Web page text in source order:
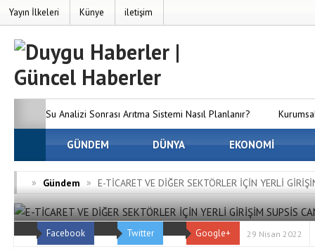
Yayın İlkeleri Künye iletişim
Su Analizi Sonrası Arıtma Sistemi Nasıl Planlanır?
SEO’nun Önemi Neden Artıyor? MC Server Kirala
Firmaları Osmaniye Evden Eve Nakliyat — Osmaniye’de
ve Hasarsız Taşıyoruz
GÜNDEM DÜNYA EKONOMİ
» Gündem » E-TİCARET VE DİĞER SEKTÖRLER İÇİN YERLİ
Facebook Twitter Google+ 29 Nisan 2022